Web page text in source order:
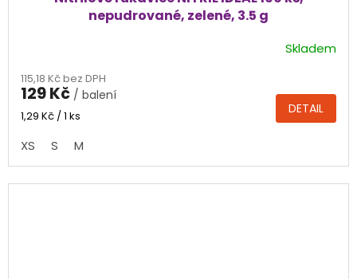
nepudrované, zelené, 3.5 g
produktu
je
4,7
5
hvězdiček.
Skladem
115,18 Kč bez DPH
129 Kč / balení
Měrná
1,29 Kč / 1 ks DETAIL
XS S M